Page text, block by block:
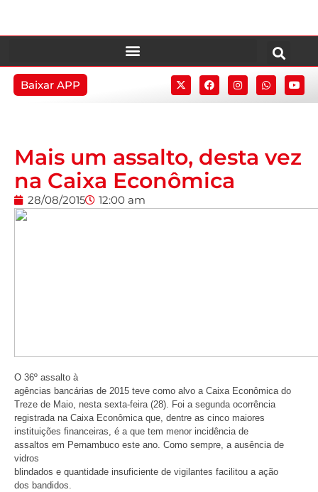
Baixar APP
Mais um assalto, desta vez
na Caixa Econômica
28/08/2015 12:00 am
O 36º assalto à
agências bancárias de 2015 teve como alvo a Caixa Econômica do
Treze de Maio, nesta sexta-feira (28). Foi a segunda ocorrência
registrada na Caixa Econômica que, dentre as cinco maiores
instituições financeiras, é a que tem menor incidência de
assaltos em Pernambuco este ano. Como sempre, a ausência de
vidros
blindados e quantidade insuficiente de vigilantes facilitou a ação
dos bandidos.